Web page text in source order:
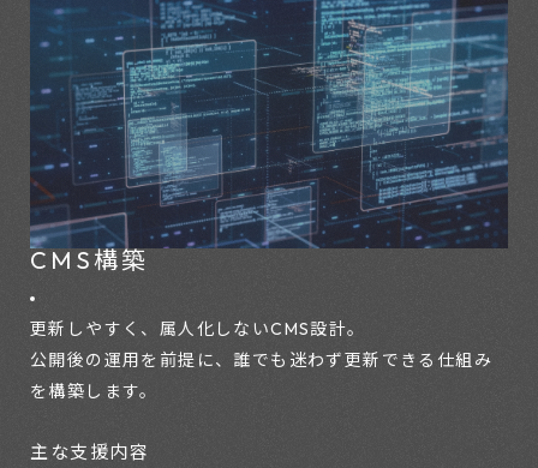
CMS構築
更新しやすく、属人化しないCMS設計。
公開後の運用を前提に、誰でも迷わず更新できる仕組み
を構築します。
主な支援内容